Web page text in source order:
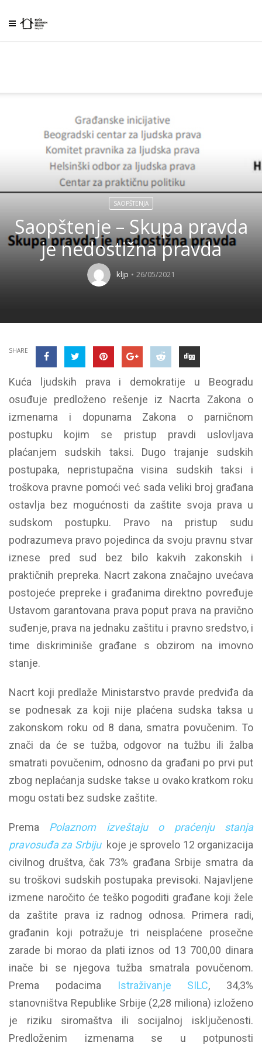
SAOPŠTENJA
Saopštenje – Skupa pravda
je nedostižna pravda
kljp 26/05/2021
SHARE
Kuća ljudskih prava i demokratije u Beogradu
osuđuje predloženo rešenje iz Nacrta Zakona o
izmenama i dopunama Zakona o parničnom
postupku kojim se pristup pravdi uslovljava
plaćanjem sudskih taksi. Dugo trajanje sudskih
postupaka, nepristupačna visina sudskih taksi i
troškova pravne pomoći već sada veliki broj građana
ostavlja bez mogućnosti da zaštite svoja prava u
sudskom postupku. Pravo na pristup sudu
podrazumeva pravo pojedinca da svoju pravnu stvar
iznese pred sud bez bilo kakvih zakonskih i
praktičnih prepreka. Nacrt zakona značajno uvećava
postojeće prepreke i građanima direktno povređuje
Ustavom garantovana prava poput prava na pravično
suđenje, prava na jednaku zaštitu i pravno sredstvo, i
time diskriminiše građane s obzirom na imovno
stanje.
Nacrt koji predlaže Ministarstvo pravde predviđa da
se podnesak za koji nije plaćena sudska taksa u
zakonskom roku od 8 dana, smatra povučenim. To
znači da će se tužba, odgovor na tužbu ili žalba
smatrati povučenim, odnosno da građani po prvi put
zbog neplaćanja sudske takse u ovako kratkom roku
mogu ostati bez sudske zaštite.
Prema Polaznom izveštaju o praćenju stanja
pravosuđa za Srbiju koje je sprovelo 12 organizacija
civilnog društva, čak 73% građana Srbije smatra da
su troškovi sudskih postupaka previsoki. Najavljene
izmene naročito će teško pogoditi građane koji žele
da zaštite prava iz radnog odnosa. Primera radi,
građanin koji potražuje tri neisplaćene prosečne
zarade bi morao da plati iznos od 13 700,00 dinara
inače bi se njegova tužba smatrala povučenom.
Prema podacima
Istraživanje SILC, 34,3%
stanovništva Republike Srbije (2,28 miliona) izloženo
je riziku siromaštva ili socijalnoj isključenosti.
Predloženim izmenama se u potpunosti